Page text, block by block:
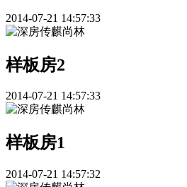
2014-07-21 14:57:33
样板房2
2014-07-21 14:57:33
样板房1
2014-07-21 14:57:32